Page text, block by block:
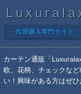
代理購入専門サイト
カーテン通販「
欧、花柄、チェックな
い！興味がある方はぜひ